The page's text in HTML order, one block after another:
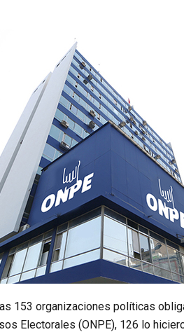
153 organizaciones políticas
Electorales (ONPE), 126 lo